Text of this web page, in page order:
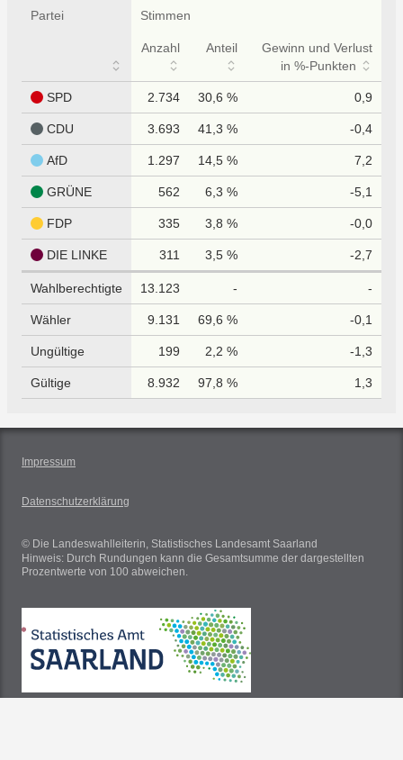
Partei Stimmen
Anzahl Anteil
Gewinn und Verlust
in %-Punkten
SPD 2.734 30,6 % 0,9
CDU 3.693 41,3 % -0,4
AfD 1.297 14,5 % 7,2
GRÜNE 562 6,3 % -5,1
FDP 335 3,8 % -0,0
DIE LINKE 311 3,5 % -2,7
Wahlberechtigte 13.123 - -
Wähler 9.131 69,6 % -0,1
Ungültige 199 2,2 % -1,3
Gültige 8.932 97,8 % 1,3
Impressum
Datenschutzerklärung
© Die Landeswahlleiterin, Statistisches Landesamt Saarland
Hinweis: Durch Rundungen kann die Gesamtsumme der dargestellten
Prozentwerte von 100 abweichen.